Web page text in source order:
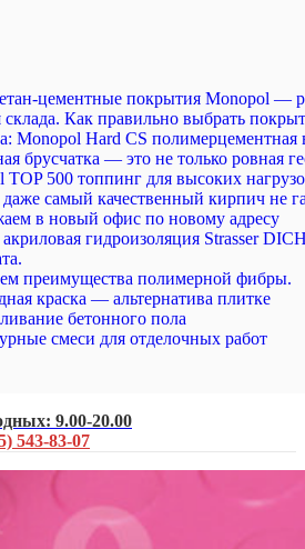
цементные покрытия Monopol —
Как правильно выбрать
Monopol Hard CS полимерцементная
брусчатка — это не только ровная
TOP 500 топпинг для высоких
самый качественный кирпич не
в новый офис по новому адресу
акриловая гидроизоляция Strasser
преимущества полимерной фибры.
краска — альтернатива плитке
бетонного пола
смеси для отделочных работ
9.00-20.00
543-83-07